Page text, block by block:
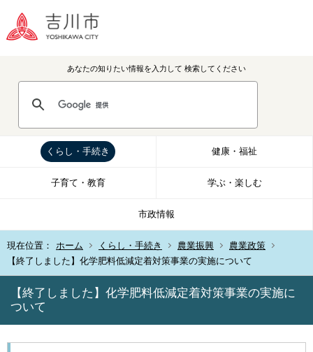
あなたの知りたい情報を入力して 検索してください
くらし・手続き 健康・福祉
子育て・教育 学ぶ・楽しむ
市政情報
現在位置： ホーム くらし・手続き 農業振興
農業政策
【終了しました】化学肥料低減定着対策事業の実施について
【終了しました】化学肥料低減定着対策事業の実施に
ついて